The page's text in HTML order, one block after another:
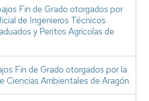
Fin de Grado otorgados por
de Ingenieros Técnicos
y Peritos Agrícolas de
Fin de Grado otorgados por la
Ciencias Ambientales de Aragón